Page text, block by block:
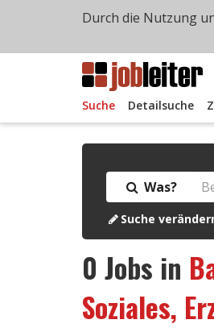
Suche Detailsuche
Was?
Suche
0 Jobs in
Soziales,
Durch die Nutzung